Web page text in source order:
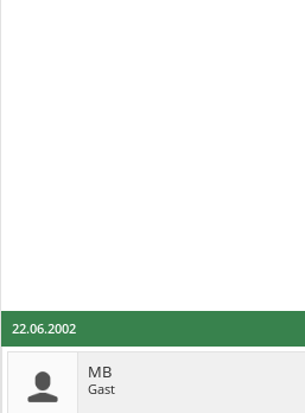
22.06.2002
MB
Gast